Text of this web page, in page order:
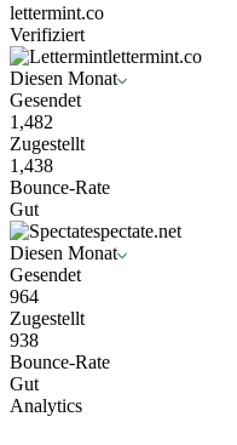
lettermint.co
Verifiziert
lettermint.co
Diesen Monat
Gesendet
1,482
Zugestellt
1,438
Bounce-Rate
Gut
spectate.net
Diesen Monat
Gesendet
964
Zugestellt
938
Bounce-Rate
Gut
Analytics